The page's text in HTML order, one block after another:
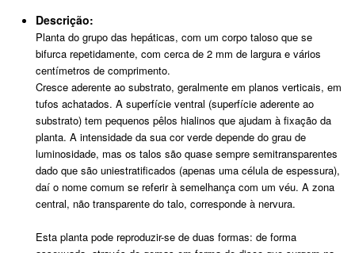
Descrição:
Planta do grupo das hepáticas, com um corpo taloso que se
bifurca repetidamente, com cerca de 2 mm de largura e vários
centímetros de comprimento.
Cresce aderente ao substrato, geralmente em planos verticais, em
tufos achatados. A superfície ventral (superfície aderente ao
substrato) tem pequenos pêlos hialinos que ajudam à fixação da
planta. A intensidade da sua cor verde depende do grau de
luminosidade, mas os talos são quase sempre semitransparentes
dado que são uniestratificados (apenas uma célula de espessura),
daí o nome comum se referir à semelhança com um véu. A zona
central, não transparente do talo, corresponde à nervura.
Esta planta pode reproduzir-se de duas formas: de forma